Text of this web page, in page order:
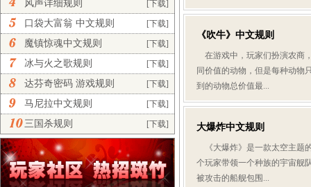
[下载]
风声详细规则
[下载]
口袋大富翁 中文规则
[下载]
魔镇惊魂中文规则
[下载]
冰与火之歌规则
[下载]
达芬奇密码 游戏规则
[下载]
马尼拉中文规则
[下载]
三国杀规则
《吹牛》中文规则
在游戏中，玩家们扮演农商
同价值的动物，但是每种动物
到的动物总价值最...
大爆炸中文规则
《大爆炸》是一款太空主题
个玩家带领一个种族的宇宙舰
被攻击的船舰包围...